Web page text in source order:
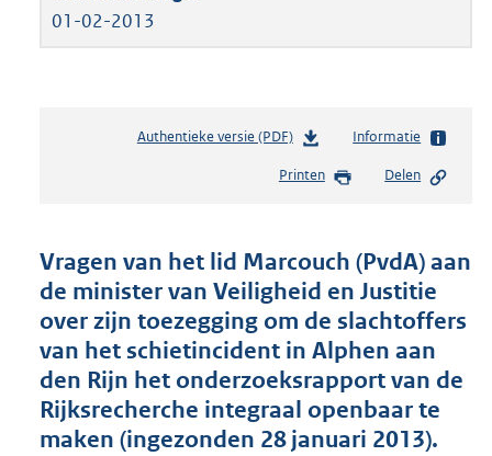
01-02-2013
Authentieke versie (PDF)b
s
d
s
g
r
o
t
t
Informatie
Printen Delen
Vragen van het lid Marcouch (PvdA) aan
de minister van Veiligheid en Justitie
over zijn toezegging om de slachtoffers
van het schietincident in Alphen aan
den Rijn het onderzoeksrapport van de
Rijksrecherche integraal openbaar te
maken (ingezonden 28 januari 2013).